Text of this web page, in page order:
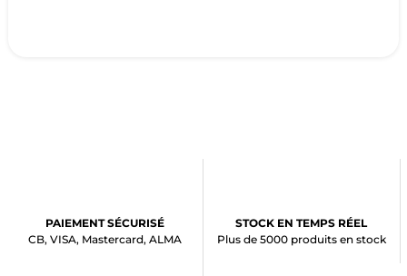
PAIEMENT SÉCURISÉ
CB, VISA, Mastercard, ALMA
STOCK EN TEMPS RÉEL
Plus de 5000 produits en stock